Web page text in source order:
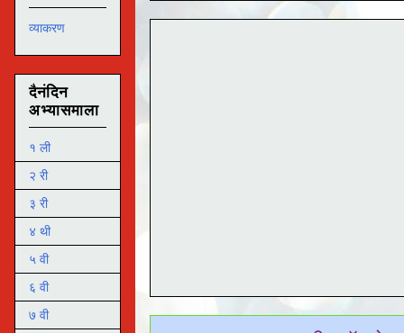
व्याकरण
दैनंदिन
अभ्यासमाला
१ ली
२ री
३ री
४ थी
५ वी
६ वी
७ वी